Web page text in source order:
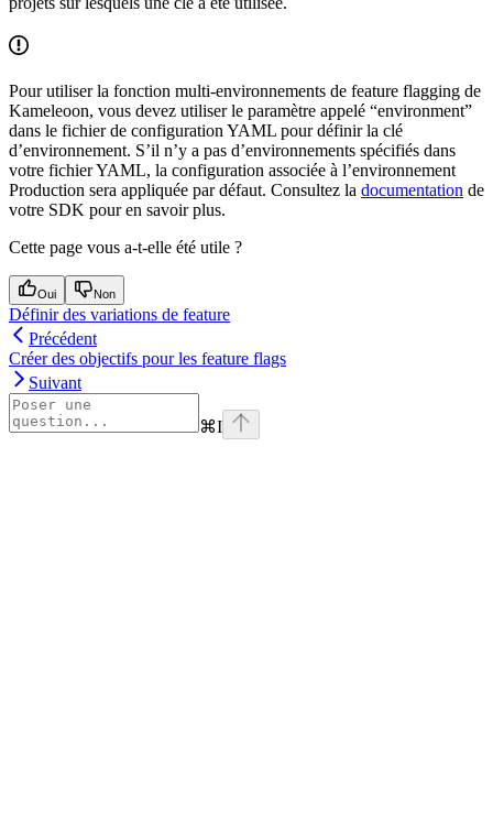
Pour utiliser la fonction multi-environnements de feature flagging de
Kameleoon, vous devez utiliser le paramètre appelé “environment”
dans le fichier de configuration YAML pour définir la clé
d’environnement. S’il n’y a pas d’environnements spécifiés dans
votre fichier YAML, la configuration associée à l’environnement
Production sera appliquée par défaut. Consultez la documentation de
votre SDK pour en savoir plus.
Cette page vous a-t-elle été utile ?
Oui Non
Définir des variations de feature
Précédent
Créer des objectifs pour les feature flags
Suivant
⌘I